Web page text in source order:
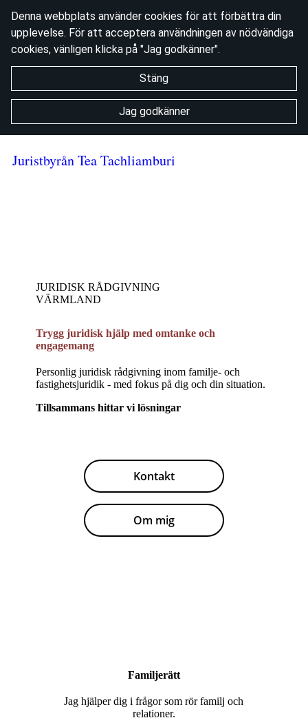
Denna webbplats använder cookies för att förbättra din
upplevelse. För att acceptera användningen av nödvändiga
cookies, vänligen klicka på "Jag godkänner".
Stäng
Jag godkänner
Juristbyrån Tea Tachliamburi
JURIDISK RÅDGIVNING
VÄRMLAND
Trygg juridisk hjälpmedomtanke och
engagemang
Personlig juridisk rådgivning inom familje- och
fastighetsjuridik - med fokus på dig och din situation.
Tillsammans hittar vi lösningar
Kontakt
Om mig
Familjerätt
Jag hjälper dig i frågor som rör familj och
relationer.